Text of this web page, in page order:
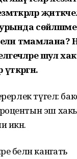
шул
түгел:
эш
икән.
белән канәгать